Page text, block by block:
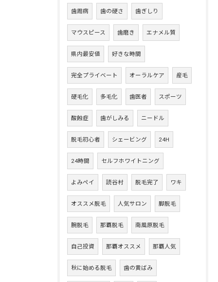
歯周病 歯の硬さ 歯ぎしり
マウスピース 歯磨き エナメル質
県内最安値 好きな時間
完全プライベート オーラルケア 産毛
硬毛化 多毛化 歯医者 スポーツ
酸蝕症 歯がしみる ニードル
脱毛初心者 シェービング 24H
24時間 セルフホワイトニング
よみペイ 読谷村 脱毛完了 ワキ
オススメ脱毛 人気サロン 脚脱毛
腕脱毛 那覇脱毛 南風原脱毛
自己投資 那覇オススメ 那覇人気
秋に始める脱毛 歯の黄ばみ